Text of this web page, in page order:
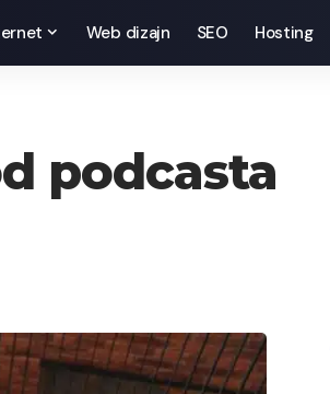
Web dizajn SEO Hosting
podcasta